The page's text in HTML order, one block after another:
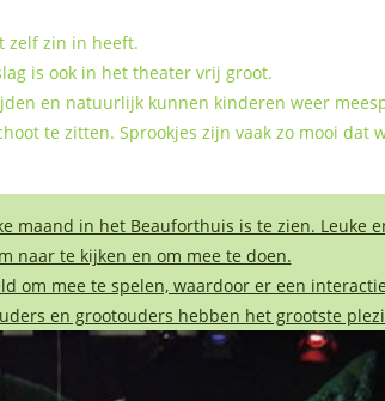
zelf zin in heeft.
is ook in het theater vrij groot.
en natuurlijk kunnen kinderen weer
te zitten. Sprookjes zijn vaak zo mooi dat
maand in het Beauforthuis is te zien. Leuke
naar te kijken en om mee te doen.
om mee te spelen, waardoor er een
en grootouders hebben het grootste